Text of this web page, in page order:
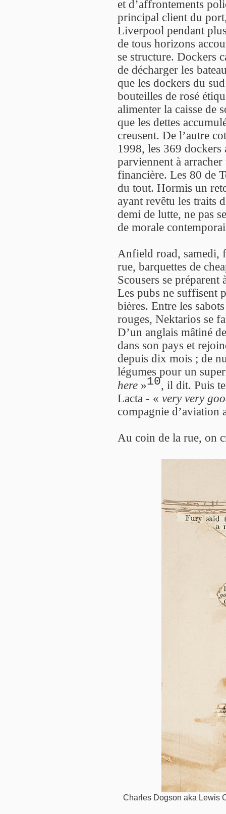
et d’affrontements
principal client du
Liverpool pendant
de tous horizons
se structure. Dockers
de décharger les
que les dockers du
bouteilles de rosé
alimenter la caisse de
que les dettes
creusent. De l’autre
1998, les 369
parviennent à
financière. Les 80 de
du tout. Hormis un
ayant revêtu les traits
demi de lutte, ne pas
de morale
Anfield road, samedi,
rue, barquettes de
Scousers se
Les pubs ne suffisent
bières. Entre les
rouges, Nektarios se
D’un anglais mâtiné
dans son pays et
depuis dix mois ; de
légumes pour un
here »10, il dit. Puis
Lacta - « very very
compagnie d’aviation
Au coin de la rue, on
Charles Dogson aka Lewis